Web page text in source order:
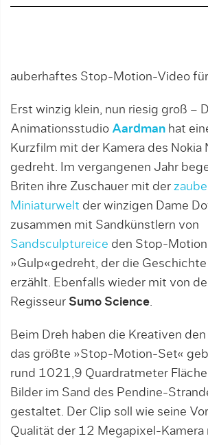
auberhaftes Stop-Motion-Video
Erst winzig klein, nun riesig groß –
Animationsstudio Aardman hat
Kurzfilm mit der Kamera des Nokia
gedreht. Im vergangenen Jahr
Briten ihre Zuschauer mit der
Miniaturwelt der winzigen Dame
zusammen mit Sandkünstlern von
Sandsculptureice den Stop-
»Gulp«gedreht, der die Geschichte
erzählt. Ebenfalls wieder mit von
Regisseur Sumo Science.
Beim Dreh haben die Kreativen
das größte »Stop-Motion-Set«
rund 1021,9 Quardratmeter Fläche
Bilder im Sand des Pendine-
gestaltet. Der Clip soll wie seine
Qualität der 12 Megapixel-Kamera